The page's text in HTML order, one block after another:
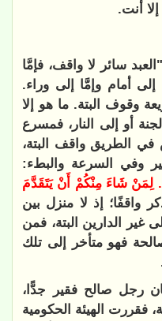
أنت.
"العبد سائر لا واقف، فإمَّا
أمام وإمَّا إلى وراء.
وقوف البتة. ما هو إلا
أو إلى النار، فمسرع
الطريق واقف البتة،
وفي السرعة والبطء:
. لِمَنْ شَاءَ مِنْكُمْ أَنْ يَتَقَدَّمَ
واقفًا؛ إذ لا منزل بين
غير الدارين البتة، فمن
فهو متأخر إلى تلك
رجل صالح فقير جدًّا،
فقررت الهيئة الحكومية